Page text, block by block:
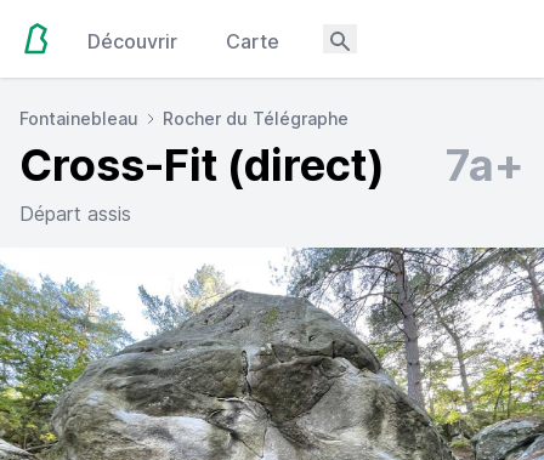
Découvrir Carte
Fontainebleau Rocher du Télégraphe
Cross-Fit (direct) 7a+
Départ assis